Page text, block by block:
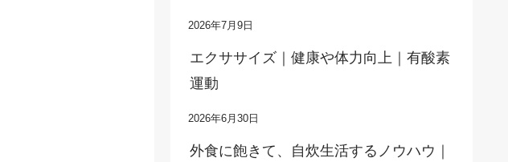
2026年7月9日
エクササイズ｜健康や体力向上｜有酸素
運動
2026年6月30日
外食に飽きて、自炊生活するノウハウ｜